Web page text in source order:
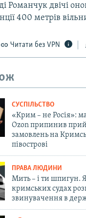
Романчук двічі
400 метрів
Читати без VPN
СУСПІЛЬСТВО
«Крим – не Росія»:
Ozon припинив
замовлень на
півострові
ПРАВА ЛЮДИНИ
Мить – і ти шпигун.
кримських судах
звинувачення в